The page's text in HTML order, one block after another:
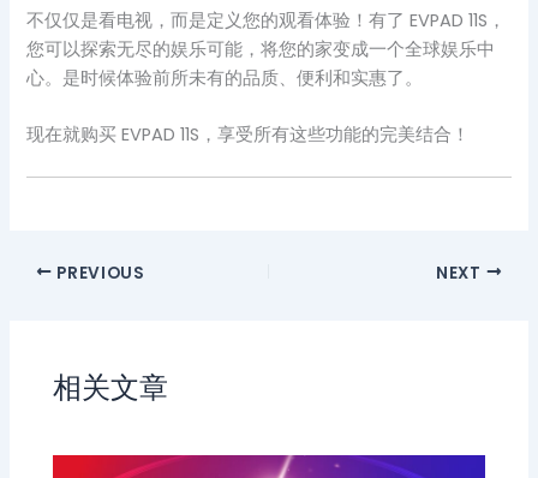
不仅仅是看电视，而是定义您的观看体验！有了 EVPAD 11S，
您可以探索无尽的娱乐可能，将您的家变成一个全球娱乐中
心。是时候体验前所未有的品质、便利和实惠了。
现在就购买 EVPAD 11S，享受所有这些功能的完美结合！
PREVIOUS NEXT
相关文章